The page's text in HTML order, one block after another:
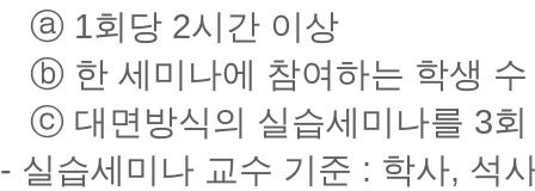
ⓐ 1회당 2시간 이상
ⓑ 한 세미나에 참여하는 학생 수
ⓒ 대면방식의 실습세미나를 3
- 실습세미나 교수 기준 : 학사, 석